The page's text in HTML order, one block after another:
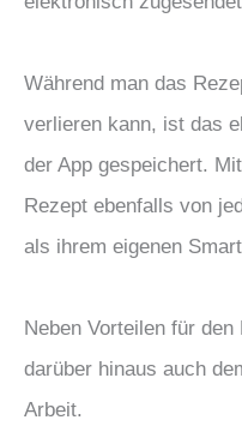
Während man das
verlieren kann, ist das
der App gespeichert.
Rezept ebenfalls von
als ihrem eigenen
Neben Vorteilen für
darüber hinaus auch
Arbeit.